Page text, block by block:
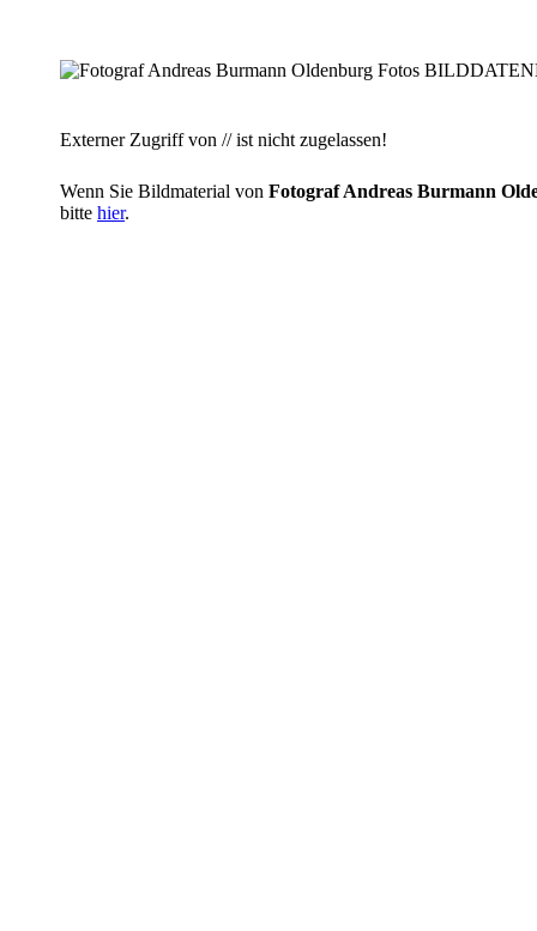
Externer Zugriff von // ist nicht zugelassen!
Wenn Sie Bildmaterial von Fotograf Andreas Burmann
bitte hier.